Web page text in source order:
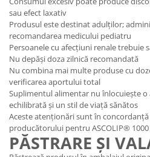
sau efect laxativ
Produsul este destinat adulților;
recomandarea medicului pediatru
Persoanele cu afecțiuni renale trebuie
Nu depăși doza zilnică recomandată
Nu combina mai multe produse cu
verificarea aportului total
Suplimentul alimentar nu înlocuiește
echilibrată și un stil de viață sănătos
Aceste atenționări sunt în
producătorului pentru ASCOLIP®
PĂSTRARE ȘI